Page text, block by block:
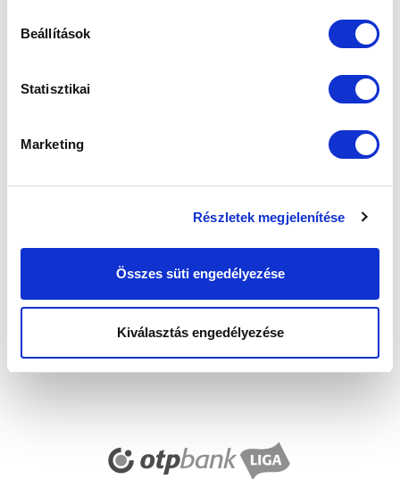
Beállítások
Statisztikai
Marketing
Részletek megjelenítése
Összes süti engedélyezése
Kiválasztás engedélyezése